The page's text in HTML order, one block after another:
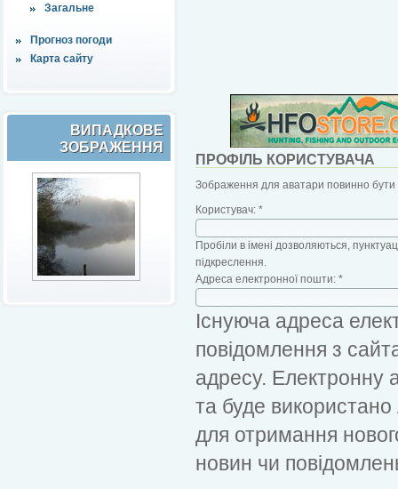
Загальне
Прогноз погоди
Карта сайту
ВИПАДКОВЕ
ЗОБРАЖЕННЯ
ПРОФІЛЬ КОРИСТУВАЧА
Зображення для аватари повинно бути
Користувач: *
Пробіли в імені дозволяються,
підкреслення.
Адреса електронної пошти: *
Існуюча адреса
повідомлення з
адресу. Електронну
та буде
для отримання
новин чи